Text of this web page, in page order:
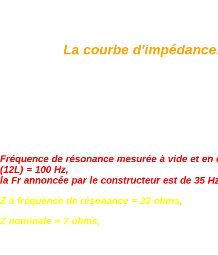
La courbe
Fréquence de résonance mesurée à vide et en
(12L) = 100 Hz,
la Fr annoncée par le constructeur est de 35
Z à fréquence de résonance = 22 ohms,
Z nominale = 7 ohms,